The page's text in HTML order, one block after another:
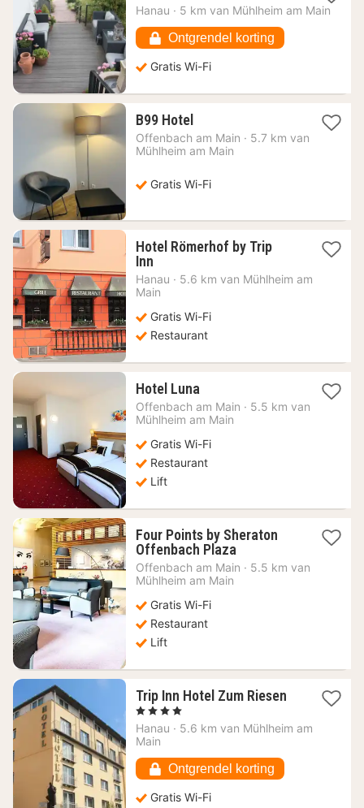
nacht
64,04
€
Hanau · 5 km van Mühlheim am Main
Ontgrendel korting
Gratis Wi-Fi
B99 Hotel1
nacht
vanaf
€
Offenbach am Main · 5.7 km van
Mühlheim am Main
Gratis Wi-Fi
Hotel Römerhof by Trip
Inn1
nacht
vanaf
€
Hanau · 5.6 km van Mühlheim am
Main
Gratis Wi-Fi
Restaurant
Hotel Luna1
nacht
vanaf
€
Offenbach am Main · 5.5 km van
Mühlheim am Main
Gratis Wi-Fi
Restaurant
Lift
Four Points by Sheraton
Offenbach Plaza1
nacht
Offenbach am Main · 5.5 km van
Mühlheim am Main
Gratis Wi-Fi
Restaurant
Lift
Trip Inn Hotel Zum Riesen1
vanaf
, 4 Sterren
Hanau · 5.6 km van Mühlheim am
Main
Ontgrendel korting
Gratis Wi-Fi